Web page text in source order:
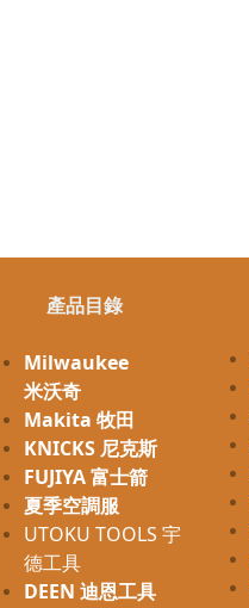
產品目錄
Milwaukee
米沃奇
Makita 牧田
KNICKS 尼克斯
FUJIYA 富士箭
夏季空調服
UTOKU TOOLS 宇
德工具
DEEN 迪恩工具